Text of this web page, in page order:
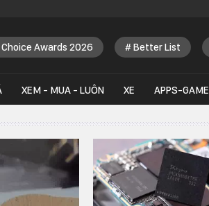
Awards 2026 Better List
XEM - MUA - LUÔN XE APPS-GAME